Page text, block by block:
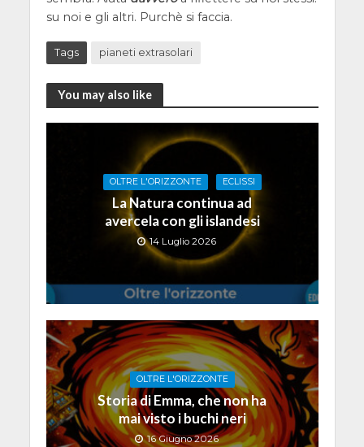
su noi e gli altri. Purchè si faccia.
Tags pianeti extrasolari
You may also like
OLTRE L'ORIZZONTE ECLISSI
La Natura continua ad
avercela con gli islandesi
14 Luglio 2026
OLTRE L'ORIZZONTE
Storia di Emma, che non ha
mai visto i buchi neri
16 Giugno 2026